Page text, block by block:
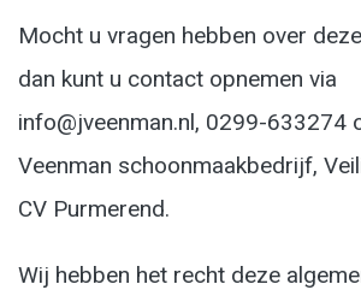
Mocht u vragen hebben over
dan kunt u contact opnemen via
info@jveenman.nl, 0299-633274
Veenman schoonmaakbedrijf,
CV Purmerend.
Wij hebben het recht deze